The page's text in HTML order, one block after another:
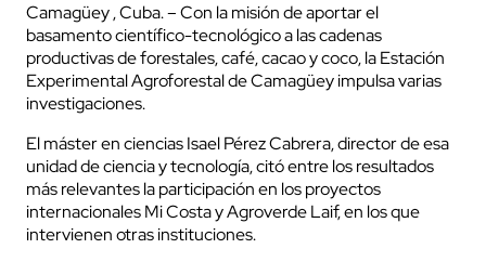
Camagüey , Cuba. – Con la misión de aportar el
basamento científico-tecnológico a las cadenas
productivas de forestales, café, cacao y coco, la Estación
Experimental Agroforestal de Camagüey impulsa varias
investigaciones.
El máster en ciencias Isael Pérez Cabrera, director de esa
unidad de ciencia y tecnología, citó entre los resultados
más relevantes la participación en los proyectos
internacionales Mi Costa y Agroverde Laif, en los que
intervienen otras instituciones.